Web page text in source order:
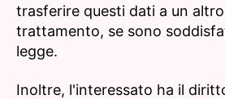
trasferire questi dati a un
trattamento, se sono
legge.
Inoltre, l'interessato ha il